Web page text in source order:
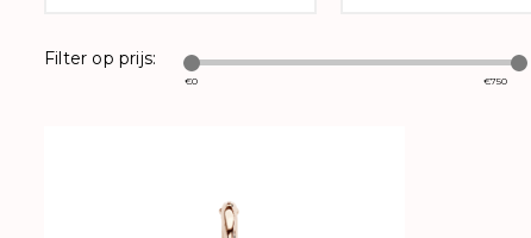
Filter op prijs:
€0 €750